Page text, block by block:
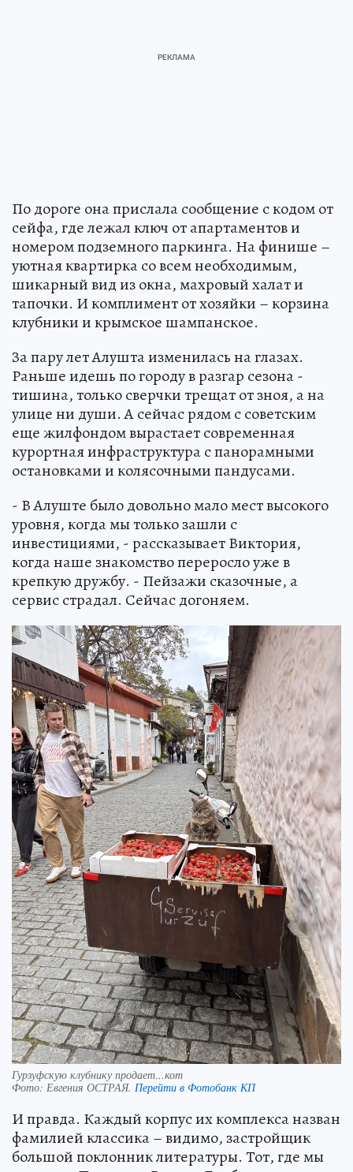
По дороге она прислала сообщение с кодом от
сейфа, где лежал ключ от апартаментов и
номером подземного паркинга. На финише –
уютная квартирка со всем необходимым,
шикарный вид из окна, махровый халат и
тапочки. И комплимент от хозяйки – корзина
клубники и крымское шампанское.
За пару лет Алушта изменилась на глазах.
Раньше идешь по городу в разгар сезона -
тишина, только сверчки трещат от зноя, а на
улице ни души. А сейчас рядом с советским
еще жилфондом вырастает современная
курортная инфраструктура с панорамными
остановками и колясочными пандусами.
- В Алуште было довольно мало мест высокого
уровня, когда мы только зашли с
инвестициями, - рассказывает Виктория,
когда наше знакомство переросло уже в
крепкую дружбу. - Пейзажи сказочные, а
сервис страдал. Сейчас догоняем.
Гурзуфскую клубнику продает...кот
Фото: Евгения ОСТРАЯ. Перейти в Фотобанк КП
И правда. Каждый корпус их комплекса назван
фамилией классика – видимо, застройщик
большой поклонник литературы. Тот, где мы